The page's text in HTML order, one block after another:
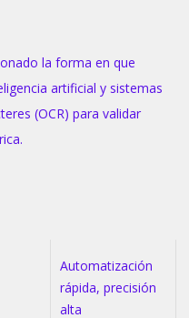
la forma en que
artificial y sistemas
(OCR) para validar
Automatización
rápida, precisión
alta